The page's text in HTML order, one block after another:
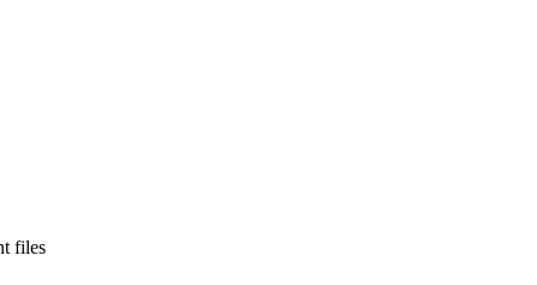
files